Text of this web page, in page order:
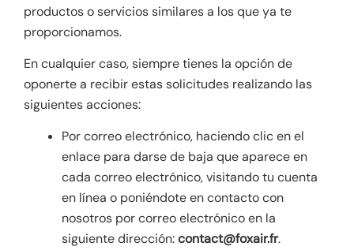
productos o servicios similares a los que ya te
proporcionamos.
En cualquier caso, siempre tienes la opción de
oponerte a recibir estas solicitudes realizando las
siguientes acciones:
Por correo electrónico, haciendo clic en el
enlace para darse de baja que aparece en
cada correo electrónico, visitando tu cuenta
en línea o poniéndote en contacto con
nosotros por correo electrónico en la
siguiente dirección:contact@foxair.fr.